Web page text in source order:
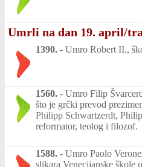
Umrli na dan 19. april/
1390. - Umro Robert II.,
1560. - Umro Filip
što je grčki prevod
Philipp Schwartzerdt,
reformator, teolog i filozof.
1588. - Umro Paolo
slikara Venecijanske škole